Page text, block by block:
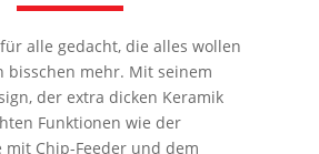
alle gedacht, die alles wollen
bisschen mehr. Mit seinem
der extra dicken Keramik
Funktionen wie der
mit Chip-Feeder und dem